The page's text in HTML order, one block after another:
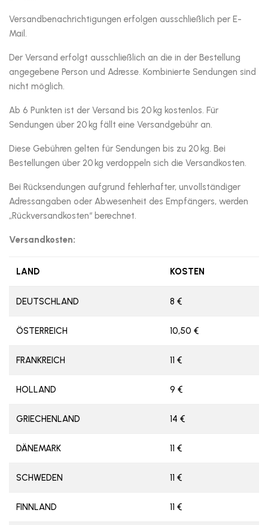
Versandbenachrichtigungen erfolgen ausschließlich per E-
Mail.
Der Versand erfolgt ausschließlich an die in der Bestellung
angegebene Person und Adresse. Kombinierte Sendungen sind
nicht möglich.
Ab 6 Punkten ist der Versand bis 20 kg kostenlos. Für
Sendungen über 20 kg fällt eine Versandgebühr an.
Diese Gebühren gelten für Sendungen bis zu 20 kg. Bei
Bestellungen über 20 kg verdoppeln sich die Versandkosten.
Bei Rücksendungen aufgrund fehlerhafter, unvollständiger
Adressangaben oder Abwesenheit des Empfängers, werden
„Rückversandkosten“ berechnet.
Versandkosten:
LAND KOSTEN
DEUTSCHLAND 8 €
ÖSTERREICH 10,50 €
FRANKREICH 11 €
HOLLAND 9 €
GRIECHENLAND 14 €
DÄNEMARK 11 €
SCHWEDEN 11 €
FINNLAND 11 €